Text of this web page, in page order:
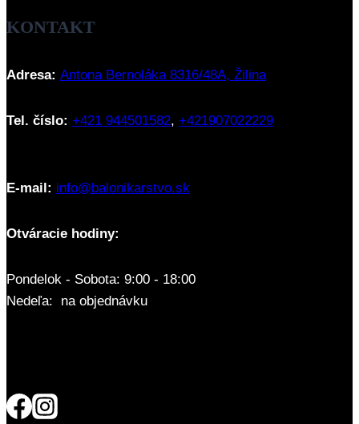
KONTAKT
Adresa: Antona Bernoláka 8316/48A, Žilina
Tel. číslo: +421 944501582, +421907022229
E-mail: info@balonikarstvo.sk
Otváracie hodiny:
Pondelok - Sobota: 9:00 - 18:00
Nedeľa: na objednávku